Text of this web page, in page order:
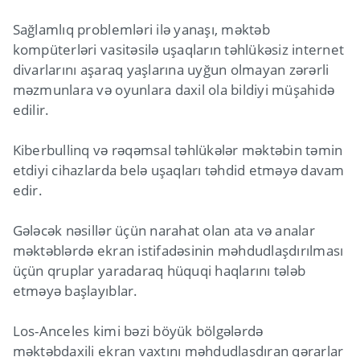
Sağlamlıq problemləri ilə yanaşı, məktəb
kompüterləri vasitəsilə uşaqların təhlükəsiz internet
divarlarını aşaraq yaşlarına uyğun olmayan zərərli
məzmunlara və oyunlara daxil ola bildiyi müşahidə
edilir.
Kiberbullinq və rəqəmsal təhlükələr məktəbin təmin
etdiyi cihazlarda belə uşaqları təhdid etməyə davam
edir.
Gələcək nəsillər üçün narahat olan ata və analar
məktəblərdə ekran istifadəsinin məhdudlaşdırılması
üçün qruplar yaradaraq hüquqi haqlarını tələb
etməyə başlayıblar.
Los-Anceles kimi bəzi böyük bölgələrdə
məktəbdaxili ekran vaxtını məhdudlaşdıran qərarlar